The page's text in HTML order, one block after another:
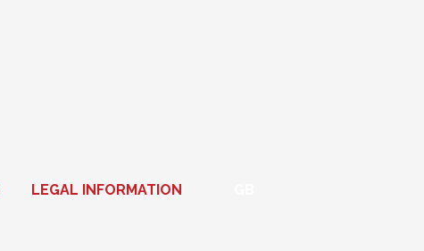
LEGAL INFORMATION